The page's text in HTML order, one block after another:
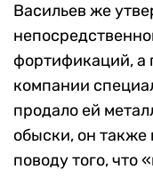
Васильев же
фортификаций, а
компании
продало ей
обыски, он
поводу того, что